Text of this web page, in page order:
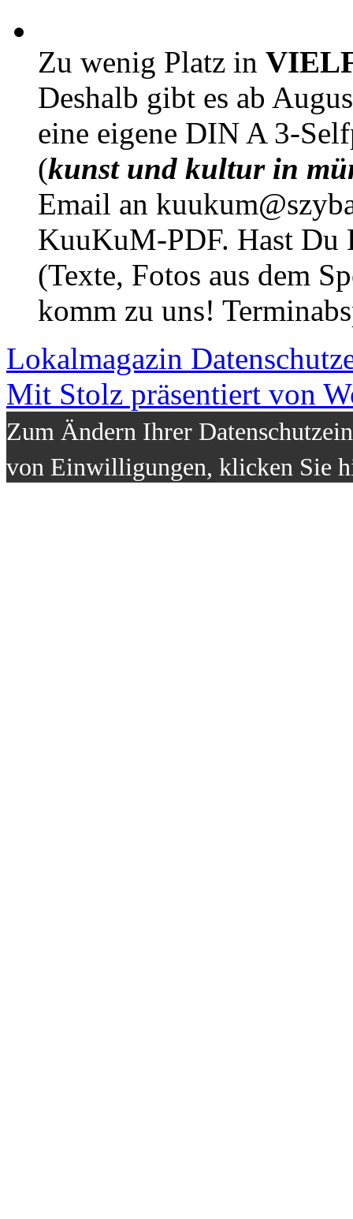
Zu wenig Platz in
Deshalb gibt es ab
eine eigene DIN A 3-
(kunst und kultur in
Email an
KuuKuM-PDF. Hast Du
(Texte, Fotos aus dem
komm zu uns!
Lokalmagazin
Mit Stolz präsentiert von
Zum Ändern Ihrer
von Einwilligungen, klicken Sie